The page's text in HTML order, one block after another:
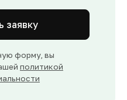
заявку
форму, вы
политикой